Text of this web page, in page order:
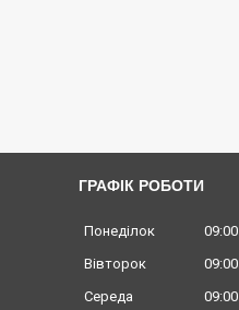
ГРАФІК РОБОТИ
Понеділок 09:00
Вівторок
09:00
Середа
09:00